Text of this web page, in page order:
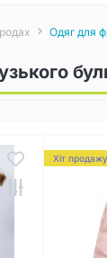
Одяг для
Хіт продажу